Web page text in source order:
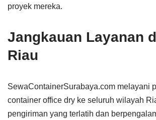
proyek mereka.
Jangkauan Layanan
Riau
SewaContainerSurabaya.com melayani
container office dry ke seluruh wilayah
pengiriman yang terlatih dan